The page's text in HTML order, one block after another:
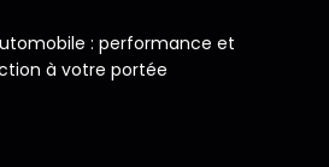
: performance et
à votre portée